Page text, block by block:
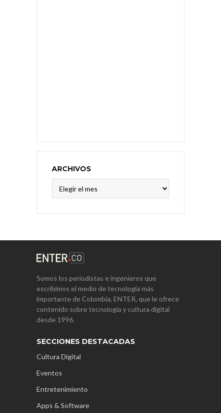
ARCHIVOS
Somos los periodistas e ingenieros que
escribimos el medio de tecnología más
importante de Colombia, ENTER, que le ofrece
contenido sobre tecnología y cultura digital
desde 1996.
SECCIONES DESTACADAS
Cultura Digital
Eventos
Entretenimiento
Apps & Software